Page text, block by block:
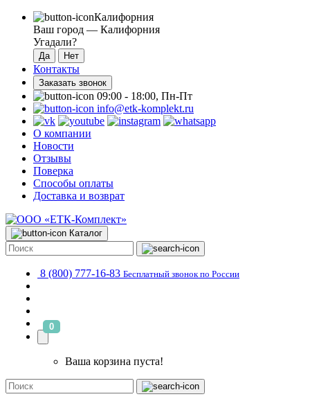
Калифорния
Ваш город — Калифорния
Угадали?
Контакты
Заказать звонок
09:00 - 18:00, Пн-Пт
info@etk-komplekt.ru
О компании
Новости
Отзывы
Поверка
Способы оплаты
Доставка и возврат
Каталог
8 (800) 777-16-83 Бесплатный звонок по России
0
Ваша корзина пуста!